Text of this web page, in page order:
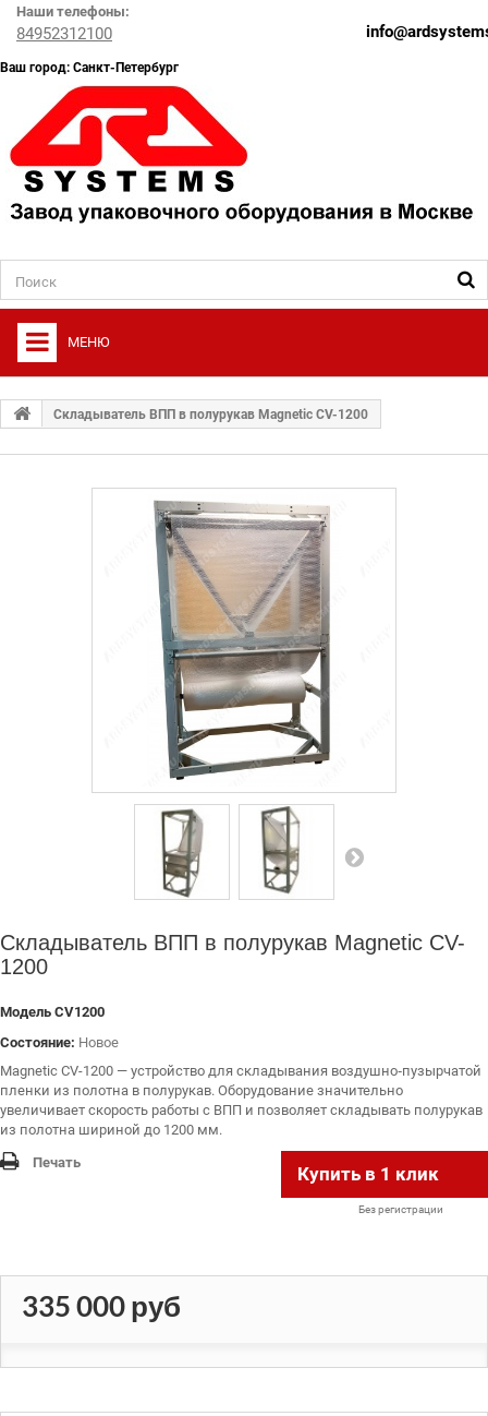
Наши телефоны:
84952312100
Ваш город: Санкт-Петербург
МЕНЮ
О ФИРМЕ
СЕРВИСНЫЙ ЦЕНТР
РАСХОДНЫЕ МАТЕРИАЛЫ
Складыватель ВПП в полурукав Magnetic CV-1200
Складыватель ВПП в полурукав Magnetic CV-
1200
Модель CV1200
Состояние: Новое
Magnetic CV-1200 — устройство для складывания воздушно‑пузырчатой
пленки из полотна в полурукав. Оборудование значительно
увеличивает скорость работы с ВПП и позволяет складывать полурукав
из полотна шириной до 1200 мм.
Купить в 1 клик
Без регистрации
Печать
335 000 руб